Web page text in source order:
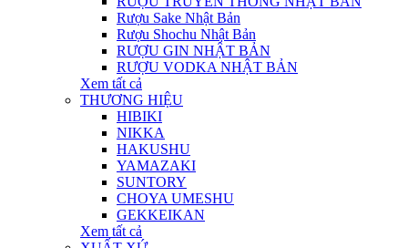
Rượu Sake Nhật Bản
Rượu Shochu Nhật Bản
RƯỢU GIN NHẬT BẢN
RƯỢU VODKA NHẬT BẢN
Xem tất cả
THƯƠNG HIỆU
HIBIKI
NIKKA
HAKUSHU
YAMAZAKI
SUNTORY
CHOYA UMESHU
GEKKEIKAN
Xem tất cả